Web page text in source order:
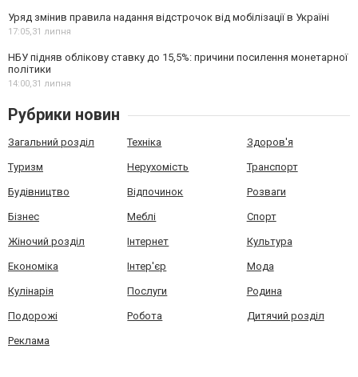
Уряд змінив правила надання відстрочок від мобілізації в Україні
17:05,31 липня
НБУ підняв облікову ставку до 15,5%: причини посилення монетарної
політики
14:00,31 липня
Рубрики новин
Загальний розділ Техніка Здоров'я
Туризм Нерухомість Транспорт
Будівництво Відпочинок Розваги
Бізнес Меблі Спорт
Жіночий розділ Інтернет Культура
Економіка Інтер'єр Мода
Кулінарія Послуги Родина
Подорожі Робота Дитячий розділ
Реклама